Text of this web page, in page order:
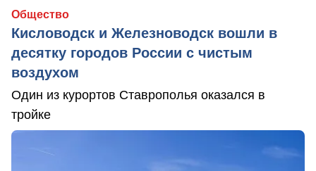
Общество
Кисловодск и Железноводск вошли в
десятку городов России с чистым
воздухом
Один из курортов Ставрополья оказался в
тройке